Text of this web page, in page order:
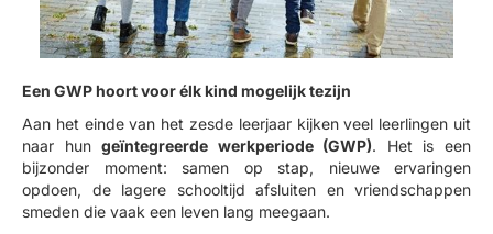
Een GWP hoort voor élk kind mogelijk tezijn
Aan het einde van het zesde leerjaar kijken veel leerlingen uit
naar hungeïntegreerde werkperiode (GWP). Het is een
bijzonder moment: samen op stap, nieuwe ervaringen
opdoen, de lagere schooltijd afsluiten en vriendschappen
smeden die vaak een leven lang meegaan.